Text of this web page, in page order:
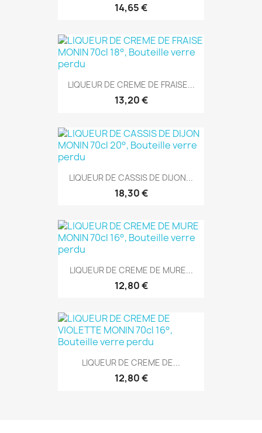
14,65 €
LIQUEUR DE CREME DE FRAISE...
13,20 €
LIQUEUR DE CASSIS DE DIJON...
18,30 €
LIQUEUR DE CREME DE MURE...
12,80 €
LIQUEUR DE CREME DE...
12,80 €